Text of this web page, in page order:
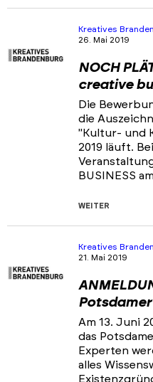
Kreatives
26. Mai 2019
NOCH
creative
Die
die
"Kultur- und
2019 läuft.
BUSINESS
WEITER
Kreatives
21. Mai 2019
Potsdamer
Am 13. Juni
das
Experten
alles